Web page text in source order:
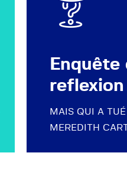
Enquête
reflexion
MAIS QUI A TUÉ
MEREDITH